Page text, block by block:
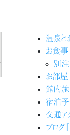
温泉と
お食事
別
お部屋
館内
宿泊
交通ア
ブログ